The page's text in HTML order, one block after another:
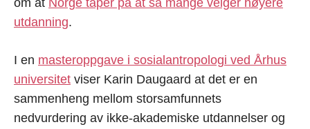
utdanning.
I en masteroppgave i sosialantropologi ved Århus
universitet viser Karin Daugaard at det er en
sammenheng mellom storsamfunnets
nedvurdering av ikke-akademiske utdannelser og